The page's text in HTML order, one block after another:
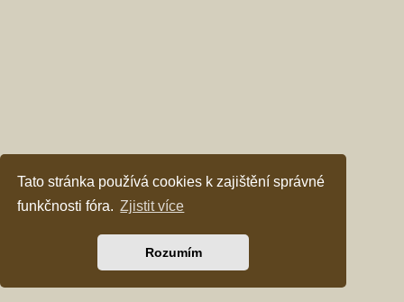
Tato stránka používá cookies k zajištění správné
funkčnosti fóra. Zjistit více
Rozumím